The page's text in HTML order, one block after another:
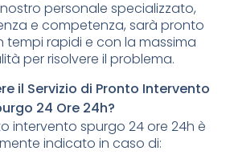
personale specializzato,
e competenza, sarà pronto
tempi rapidi e con la massima
per risolvere il problema.
il Servizio di Pronto Intervento
24 Ore 24h?
intervento spurgo 24 ore 24h è
indicato in caso di: